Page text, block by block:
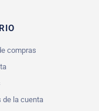
compras
de la cuenta